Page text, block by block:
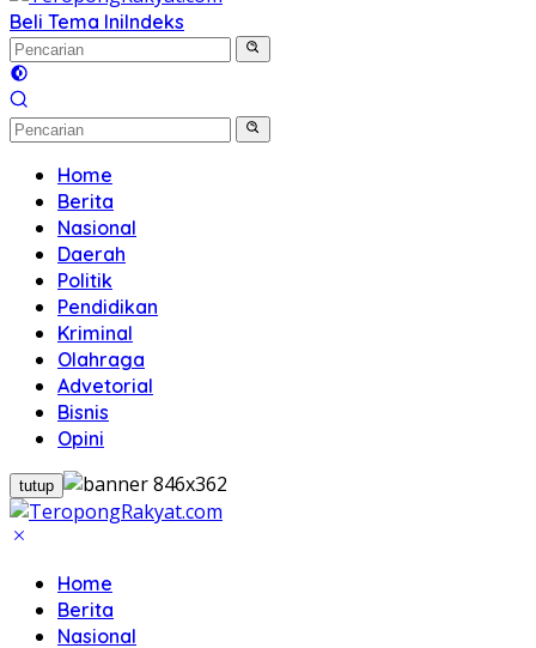
Beli Tema IniIndeks
Home
Berita
Nasional
Daerah
Politik
Pendidikan
Kriminal
Olahraga
Advetorial
Bisnis
Opini
tutup
Home
Berita
Nasional